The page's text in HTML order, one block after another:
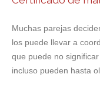
Muchas parejas
los puede llevar a
que puede no
incluso pueden hasta